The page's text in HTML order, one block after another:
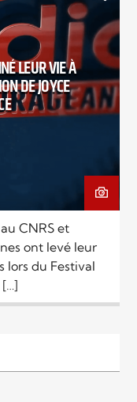
LEUR VIE À
DE JOYCE
CNRS et
ont levé leur
lors du Festival